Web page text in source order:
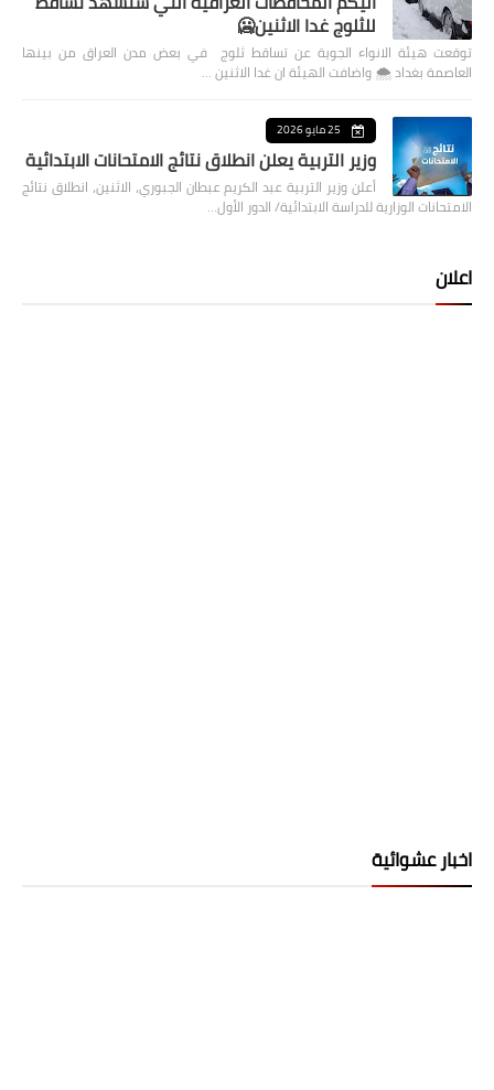
للثلوج غدا الاثنين🥶
توقعت هيئة الانواء الجوية عن تساقط ثلوج في بعض مدن العراق من بينها
العاصمة بغداد ⁦🌨️⁩ واضافت الهيئة ان غدا الاثنين …
25 مايو 2026
وزير التربية يعلن انطلاق نتائج الامتحانات الابتدائية
أعلن وزير التربية عبد الكريم عبطان الجبوري، الاثنين، انطلاق نتائج
الامتحانات الوزارية للدراسة الابتدائية/ الدور الأول…
اعلان
اخبار عشوائية